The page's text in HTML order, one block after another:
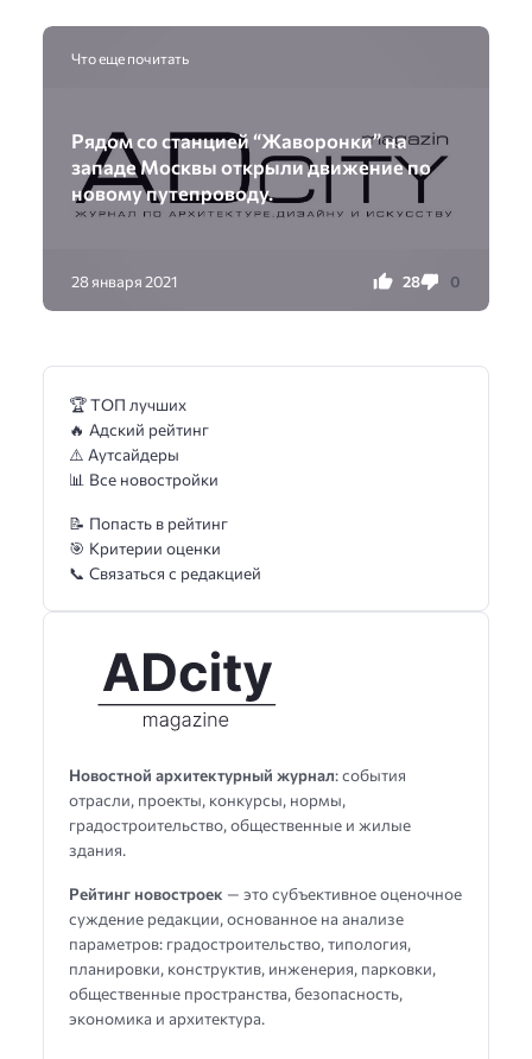
Что еще почитать
Рядом со станцией “Жаворонки” на
западе Москвы открыли движение по
новому путепроводу.
28 января 2021 28 0
Новостной архитектурный журнал: события
отрасли, проекты, конкурсы, нормы,
градостроительство, общественные и жилые
здания.
Рейтинг новостроек — это субъективное оценочное
суждение редакции, основанное на анализе
параметров: градостроительство, типология,
планировки, конструктив, инженерия, парковки,
общественные пространства, безопасность,
экономика и архитектура.
🏆 ТОП лучших
🔥 Адский рейтинг
⚠️ Аутсайдеры
📊 Все новостройки
📝 Попасть в рейтинг
🎯 Критерии оценки
📞 Связаться с редакцией